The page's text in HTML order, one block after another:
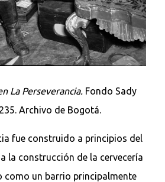
La Perseverancia. Fondo Sady
Archivo de Bogotá.
fue construido a principios del
la construcción de la cervecería
como un barrio principalmente